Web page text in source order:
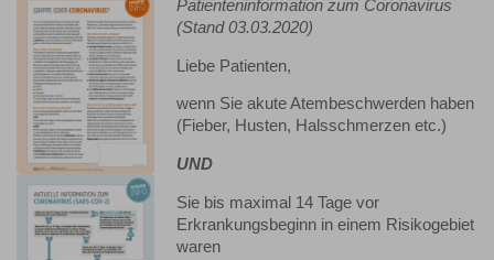
Patienteninformation zum Coronavirus
(Stand 03.03.2020)
Liebe Patienten,
wenn Sie akute Atembeschwerden haben
(Fieber, Husten, Halsschmerzen etc.)
UND
Sie bis maximal 14 Tage vor
Erkrankungsbeginn in einem Risikogebiet
waren